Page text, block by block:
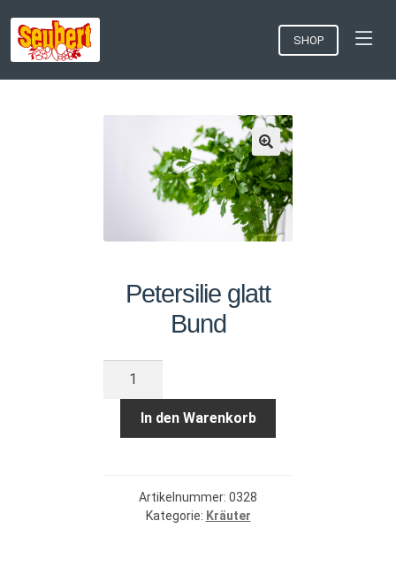
SHOP
Petersilie glatt
Bund
Petersilie
In den Warenkorb
Artikelnummer: 0328
Kategorie: Kräuter